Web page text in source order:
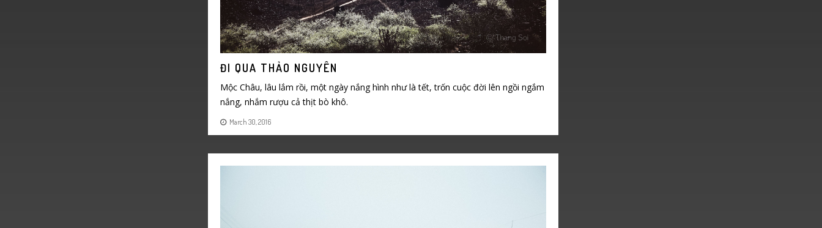
ĐI QUA THẢO NGUYÊN
Mộc Châu, lâu lắm rồi, một ngày nắng hình như là tết, trốn cuộc đời lên ngồi ngắm
nắng, nhắm rượu cả thịt bò khô.
March 30, 2016